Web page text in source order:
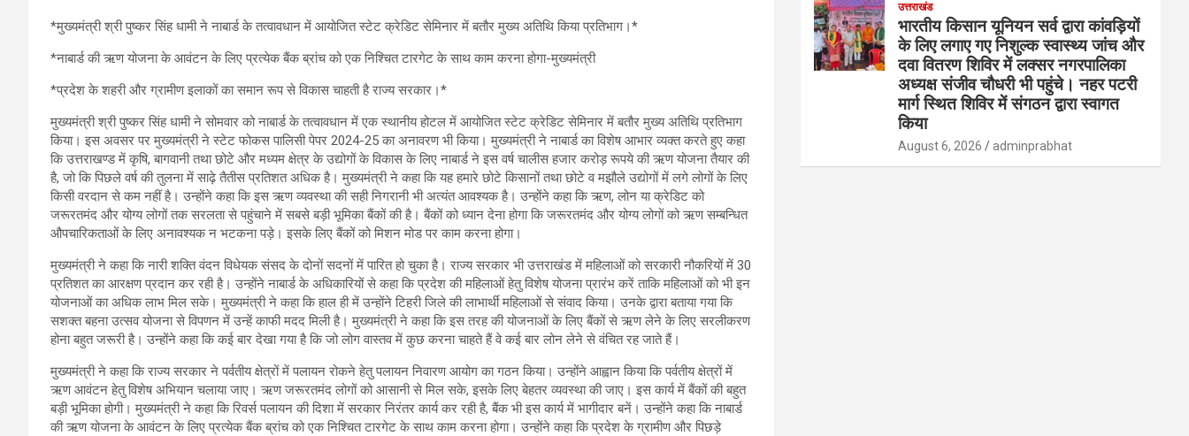
*मुख्यमंत्री श्री पुष्कर सिंह धामी ने नाबार्ड के तत्वावधान में आयोजित स्टेट क्रेडिट सेमिनार में बतौर मुख्य अतिथि किया प्रतिभाग।*
*नाबार्ड की ऋण योजना के आवंटन के लिए प्रत्येक बैंक ब्रांच को एक निश्चित टारगेट के साथ काम करना होगा-मुख्यमंत्री
*प्रदेश के शहरी और ग्रामीण इलाकों का समान रूप से विकास चाहती है राज्य सरकार।*
मुख्यमंत्री श्री पुष्कर सिंह धामी ने सोमवार को नाबार्ड के तत्वावधान में एक स्थानीय होटल में आयोजित स्टेट क्रेडिट सेमिनार में बतौर मुख्य अतिथि प्रतिभाग
किया। इस अवसर पर मुख्यमंत्री ने स्टेट फोकस पालिसी पेपर 2024-25 का अनावरण भी किया। मुख्यमंत्री ने नाबार्ड का विशेष आभार व्यक्त करते हुए कहा
कि उत्तराखण्ड में कृषि, बागवानी तथा छोटे और मध्यम क्षेत्र के उद्योगों के विकास के लिए नाबार्ड ने इस वर्ष चालीस हजार करोड़ रूपये की ऋण योजना तैयार की
है, जो कि पिछले वर्ष की तुलना में साढ़े तैतीस प्रतिशत अधिक है। मुख्यमंत्री ने कहा कि यह हमारे छोटे किसानों तथा छोटे व मझौले उद्योगों में लगे लोगों के लिए
किसी वरदान से कम नहीं है। उन्होंने कहा कि इस ऋण व्यवस्था की सही निगरानी भी अत्यंत आवश्यक है। उन्होंने कहा कि ऋण, लोन या क्रेडिट को
जरूरतमंद और योग्य लोगों तक सरलता से पहुंचाने में सबसे बड़ी भूमिका बैंकों की है। बैंकों को ध्यान देना होगा कि जरूरतमंद और योग्य लोगों को ऋण सम्बन्धित
औपचारिकताओं के लिए अनावश्यक न भटकना पड़े। इसके लिए बैंकों को मिशन मोड पर काम करना होगा।
मुख्यमंत्री ने कहा कि नारी शक्ति वंदन विधेयक संसद के दोनों सदनों में पारित हो चुका है। राज्य सरकार भी उत्तराखंड में महिलाओं को सरकारी नौकरियों में 30
प्रतिशत का आरक्षण प्रदान कर रही है। उन्होंने नाबार्ड के अधिकारियों से कहा कि प्रदेश की महिलाओं हेतु विशेष योजना प्रारंभ करें ताकि महिलाओं को भी इन
योजनाओं का अधिक लाभ मिल सके। मुख्यमंत्री ने कहा कि हाल ही में उन्होंने टिहरी जिले की लाभार्थी महिलाओं से संवाद किया। उनके द्वारा बताया गया कि
सशक्त बहना उत्सव योजना से विपणन में उन्हें काफी मदद मिली है। मुख्यमंत्री ने कहा कि इस तरह की योजनाओं के लिए बैंकों से ऋण लेने के लिए सरलीकरण
होना बहुत जरूरी है। उन्होंने कहा कि कई बार देखा गया है कि जो लोग वास्तव में कुछ करना चाहते हैं वे कई बार लोन लेने से वंचित रह जाते हैं।
मुख्यमंत्री ने कहा कि राज्य सरकार ने पर्वतीय क्षेत्रों में पलायन रोकने हेतु पलायन निवारण आयोग का गठन किया। उन्होंने आह्वान किया कि पर्वतीय क्षेत्रों में
ऋण आवंटन हेतु विशेष अभियान चलाया जाए। ऋण जरूरतमंद लोगों को आसानी से मिल सके, इसके लिए बेहतर व्यवस्था की जाए। इस कार्य में बैंकों की बहुत
बड़ी भूमिका होगी। मुख्यमंत्री ने कहा कि रिवर्स पलायन की दिशा में सरकार निरंतर कार्य कर रही है, बैंक भी इस कार्य में भागीदार बनें। उन्होंने कहा कि नाबार्ड
की ऋण योजना के आवंटन के लिए प्रत्येक बैंक ब्रांच को एक निश्चित टारगेट के साथ काम करना होगा। उन्होंने कहा कि प्रदेश के ग्रामीण और पिछड़े
उत्तराखंड
भारतीय किसान यूनियन सर्व द्वारा कांवड़ियों
के लिए लगाए गए निशुल्क स्वास्थ्य जांच और
दवा वितरण शिविर में लक्सर नगरपालिका
अध्यक्ष संजीव चौधरी भी पहुंचे। नहर पटरी
मार्ग स्थित शिविर में संगठन द्वारा स्वागत
किया
August 6, 2026 adminprabhat